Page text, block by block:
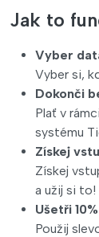
Jak to
Vyber
Vyber si,
Dokonči
Plať v
systému
Získej
Získej
a užij si to!
Ušetři
Použij